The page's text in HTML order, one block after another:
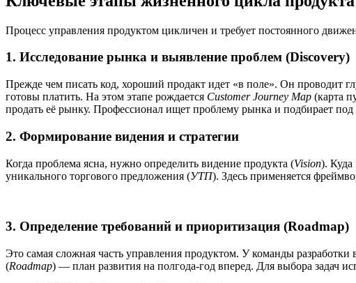
Процесс управления продуктом цикличен и требует постоянного
1. Исследование рынка и выявление проблем (Discovery)
Прежде чем писать код, хороший продакт идет «в поле». Он проводит
готовы платить. На этом этапе рождается Customer Journey Map (карта
продать её рынку. Профессионал ищет проблему рынка и подбирает
2. Формирование видения и стратегии
Когда проблема ясна, нужно определить видение продукта (Vision). Куда
уникального торгового предложения (УТП). Здесь применяется
3. Определение требований и приоритизация (Roadmap)
Это самая сложная часть управления продуктом. У команды
(Roadmap) — план развития на полгода-год вперед. Для выбора задач